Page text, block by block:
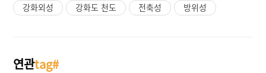
강화외성 강화도 천도 전축성 방위성
연관tag#